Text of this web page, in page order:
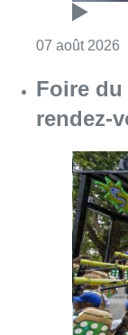
07 août 2026
Foire
rendez-